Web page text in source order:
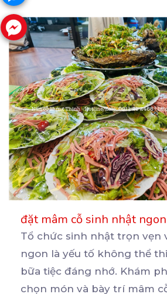
đặt mâm cỗ sinh nhật ngon
Tổ chức sinh nhật trọn vẹn
ngon là yếu tố không thể
bữa tiệc đáng nhớ. Khám
chọn món và bày trí mâm